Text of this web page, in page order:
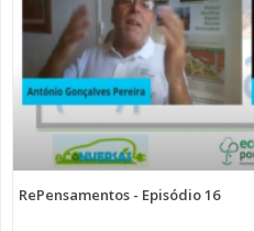
RePensamentos - Episódio 16